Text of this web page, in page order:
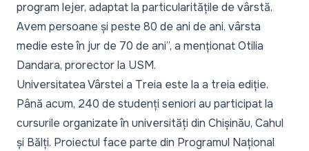
program lejer, adaptat la particularitățile de vârstă.
Avem persoane și peste 80 de ani de ani, vârsta
medie este în jur de 70 de ani”, a menționat Otilia
Dandara, prorector la USM.
Universitatea Vârstei a Treia este la a treia ediție.
Până acum, 240 de studenți seniori au participat la
cursurile organizate în universități din Chișinău, Cahul
și Bălți. Proiectul face parte din Programul Național